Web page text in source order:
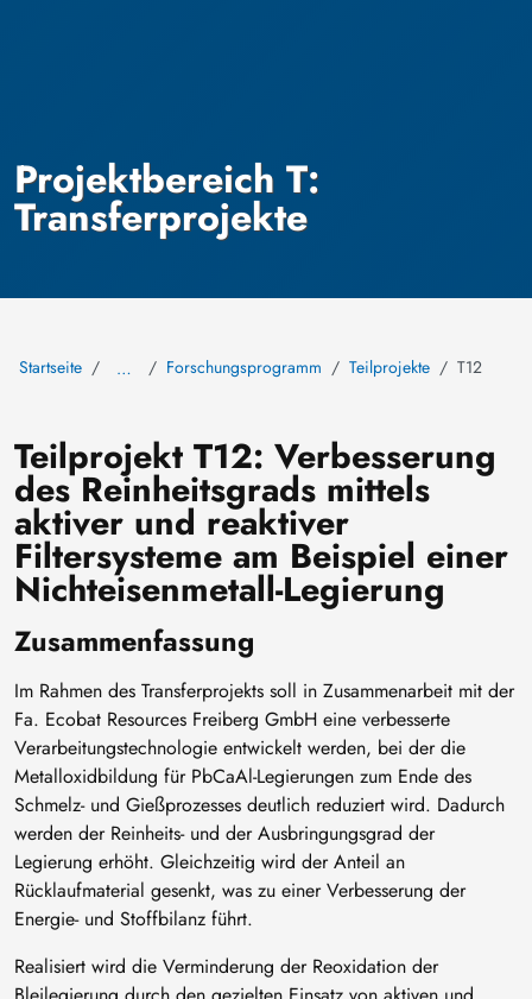
Projektbereich T:
Transferprojekte
Startseite … Forschungsprogramm Teilprojekte T12
Teilprojekt T12: Verbesserung
des Reinheitsgrads mittels
aktiver und reaktiver
Filtersysteme am Beispiel einer
Nichteisenmetall-Legierung
Zusammenfassung
Im Rahmen des Transferprojekts soll in Zusammenarbeit mit der
Fa. Ecobat Resources Freiberg GmbH eine verbesserte
Verarbeitungstechnologie entwickelt werden, bei der die
Metalloxidbildung für PbCaAl-Legierungen zum Ende des
Schmelz- und Gießprozesses deutlich reduziert wird. Dadurch
werden der Reinheits- und der Ausbringungsgrad der
Legierung erhöht. Gleichzeitig wird der Anteil an
Rücklaufmaterial gesenkt, was zu einer Verbesserung der
Energie- und Stoffbilanz führt.
Realisiert wird die Verminderung der Reoxidation der